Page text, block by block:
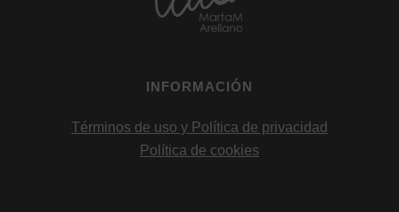
INFORMACIÓN
Términos de uso y Política de privacidad
Política de cookies